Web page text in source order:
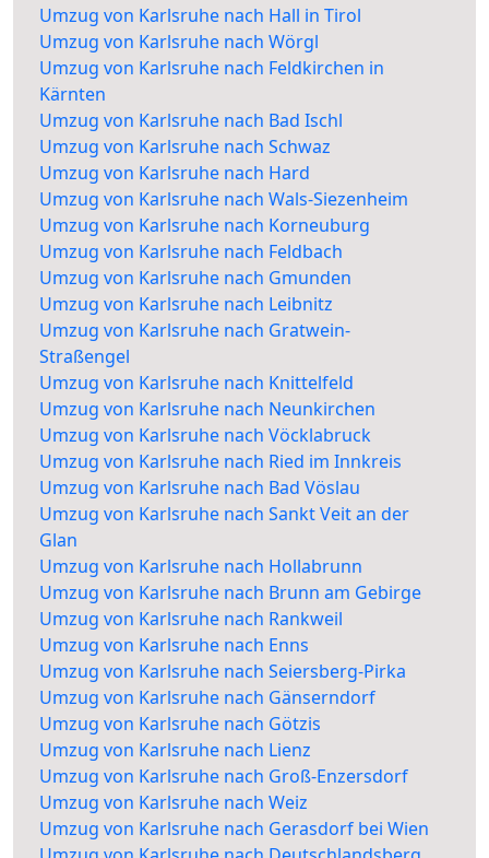
Umzug von Karlsruhe nach Hall in Tirol
Umzug von Karlsruhe nach Wörgl
Umzug von Karlsruhe nach Feldkirchen in
Kärnten
Umzug von Karlsruhe nach Bad Ischl
Umzug von Karlsruhe nach Schwaz
Umzug von Karlsruhe nach Hard
Umzug von Karlsruhe nach Wals-Siezenheim
Umzug von Karlsruhe nach Korneuburg
Umzug von Karlsruhe nach Feldbach
Umzug von Karlsruhe nach Gmunden
Umzug von Karlsruhe nach Leibnitz
Umzug von Karlsruhe nach Gratwein-
Straßengel
Umzug von Karlsruhe nach Knittelfeld
Umzug von Karlsruhe nach Neunkirchen
Umzug von Karlsruhe nach Vöcklabruck
Umzug von Karlsruhe nach Ried im Innkreis
Umzug von Karlsruhe nach Bad Vöslau
Umzug von Karlsruhe nach Sankt Veit an der
Glan
Umzug von Karlsruhe nach Hollabrunn
Umzug von Karlsruhe nach Brunn am Gebirge
Umzug von Karlsruhe nach Rankweil
Umzug von Karlsruhe nach Enns
Umzug von Karlsruhe nach Seiersberg-Pirka
Umzug von Karlsruhe nach Gänserndorf
Umzug von Karlsruhe nach Götzis
Umzug von Karlsruhe nach Lienz
Umzug von Karlsruhe nach Groß-Enzersdorf
Umzug von Karlsruhe nach Weiz
Umzug von Karlsruhe nach Gerasdorf bei Wien